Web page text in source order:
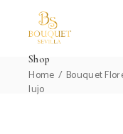
Shop
Home Bouquet
lujo